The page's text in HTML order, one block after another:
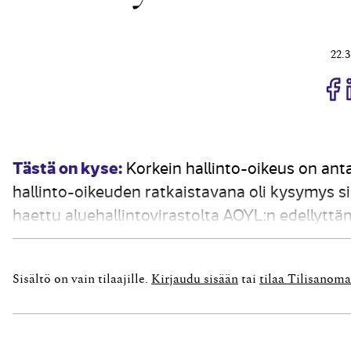
Tästä on kyse: Korkein hallinto-oikeus on
hallinto-oikeuden ratkaistavana oli kysymys
haettu aluehallintovirastolta AOYL:n
oli asunto-osakeyhtiön varsinaisessa
Sisältö on vain tilaajille. Kirjaudu sisään tai tilaa